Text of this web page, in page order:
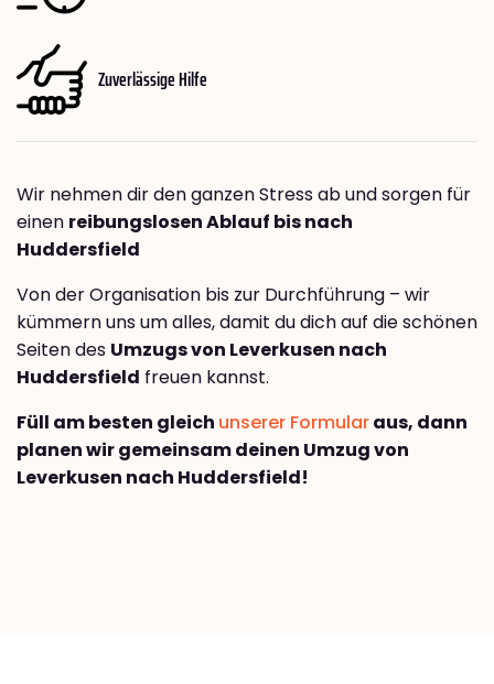
Zuverlässige Hilfe
Wir nehmen dir den ganzen Stress ab und sorgen für
einen reibungslosen Ablauf bis nach
Huddersfield
Von der Organisation bis zur Durchführung – wir
kümmern uns um alles, damit du dich auf die schönen
Seiten des Umzugs von Leverkusen nach
Huddersfield freuen kannst.
Füll am besten gleich unserer Formularaus, dann
planen wir gemeinsam deinen Umzug von
Leverkusen nach Huddersfield!